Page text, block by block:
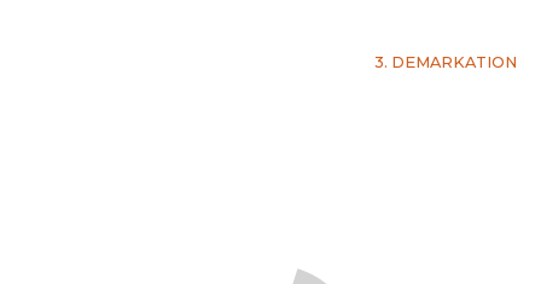
3. DEMARKATION